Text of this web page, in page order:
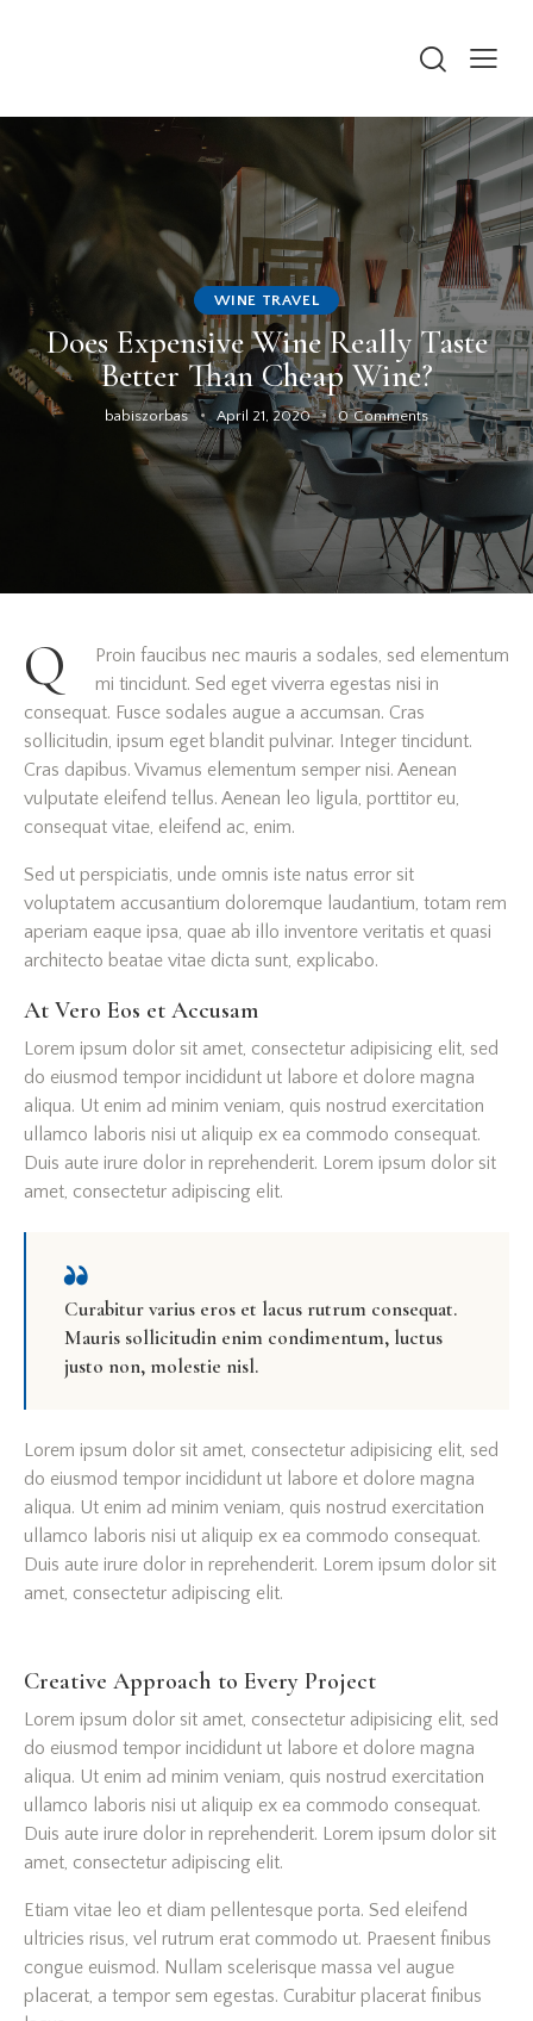
WINE TRAVEL
Does Expensive Wine Really Taste
Better Than Cheap Wine?
babiszorbas April 21, 2020 0 Comments
Q
Proin faucibus nec mauris a sodales, sed elementum
mi tincidunt. Sed eget viverra egestas nisi in
consequat. Fusce sodales augue a accumsan. Cras
sollicitudin, ipsum eget blandit pulvinar. Integer tincidunt.
Cras dapibus. Vivamus elementum semper nisi. Aenean
vulputate eleifend tellus. Aenean leo ligula, porttitor eu,
consequat vitae, eleifend ac, enim.
Sed ut perspiciatis, unde omnis iste natus error sit
voluptatem accusantium doloremque laudantium, totam rem
aperiam eaque ipsa, quae ab illo inventore veritatis et quasi
architecto beatae vitae dicta sunt, explicabo.
At Vero Eos et Accusam
Lorem ipsum dolor sit amet, consectetur adipisicing elit, sed
do eiusmod tempor incididunt ut labore et dolore magna
aliqua. Ut enim ad minim veniam, quis nostrud exercitation
ullamco laboris nisi ut aliquip ex ea commodo consequat.
Duis aute irure dolor in reprehenderit. Lorem ipsum dolor sit
amet, consectetur adipiscing elit.
Curabitur varius eros et lacus rutrum consequat.
Mauris sollicitudin enim condimentum, luctus
justo non, molestie nisl.
Lorem ipsum dolor sit amet, consectetur adipisicing elit, sed
do eiusmod tempor incididunt ut labore et dolore magna
aliqua. Ut enim ad minim veniam, quis nostrud exercitation
ullamco laboris nisi ut aliquip ex ea commodo consequat.
Duis aute irure dolor in reprehenderit. Lorem ipsum dolor sit
amet, consectetur adipiscing elit.
Creative Approach to Every Project
Lorem ipsum dolor sit amet, consectetur adipisicing elit, sed
do eiusmod tempor incididunt ut labore et dolore magna
aliqua. Ut enim ad minim veniam, quis nostrud exercitation
ullamco laboris nisi ut aliquip ex ea commodo consequat.
Duis aute irure dolor in reprehenderit. Lorem ipsum dolor sit
amet, consectetur adipiscing elit.
Etiam vitae leo et diam pellentesque porta. Sed eleifend
ultricies risus, vel rutrum erat commodo ut. Praesent finibus
congue euismod. Nullam scelerisque massa vel augue
placerat, a tempor sem egestas. Curabitur placerat finibus